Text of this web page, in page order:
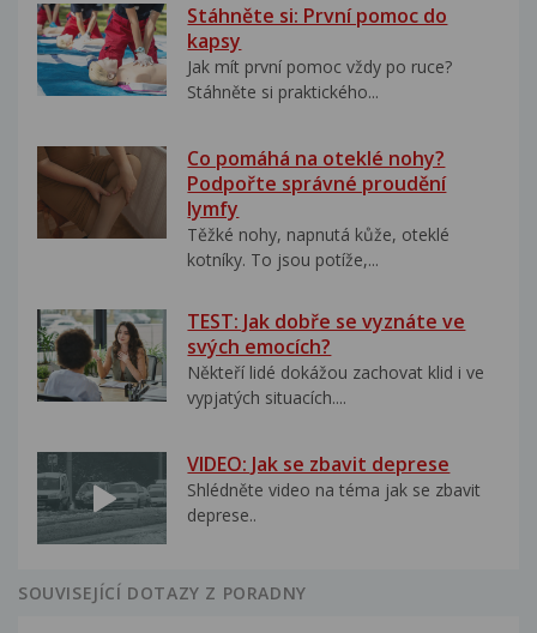
Stáhněte si: První pomoc do
kapsy
Jak mít první pomoc vždy po ruce?
Stáhněte si praktického...
Co pomáhá na oteklé nohy?
Podpořte správné proudění
lymfy
Těžké nohy, napnutá kůže, oteklé
kotníky. To jsou potíže,...
TEST: Jak dobře se vyznáte ve
svých emocích?
Někteří lidé dokážou zachovat klid i ve
vypjatých situacích....
VIDEO: Jak se zbavit deprese
Shlédněte video na téma jak se zbavit
deprese..
SOUVISEJÍCÍ DOTAZY Z PORADNY